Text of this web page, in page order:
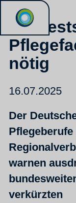
nötig
16.07.2025
Der
warnen
verkürzten